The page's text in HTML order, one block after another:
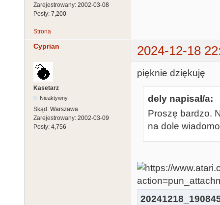
Zarejestrowany: 2002-03-08
Posty: 7,200
Strona
Cyprian 2024-12-18
Kasetarz
Nieaktywny
Skąd: Warszawa
Zarejestrowany: 2002-03-09
Posty: 4,756
pięknie dziękuję
dely napisał/a:
Proszę bardzo.
na dole